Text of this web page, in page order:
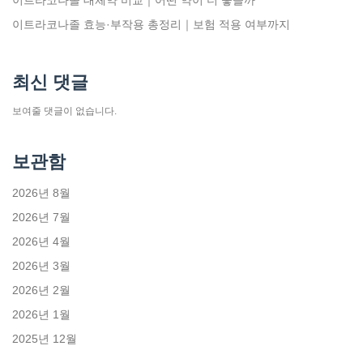
이트라코나졸 효능·부작용 총정리｜보험 적용 여부까지
최신 댓글
보여줄 댓글이 없습니다.
보관함
2026년 8월
2026년 7월
2026년 4월
2026년 3월
2026년 2월
2026년 1월
2025년 12월